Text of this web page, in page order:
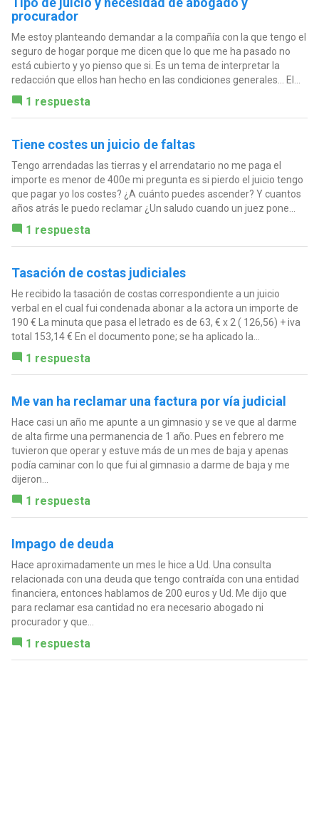
procurador
Me estoy planteando demandar a la compañía con la que tengo el
seguro de hogar porque me dicen que lo que me ha pasado no
está cubierto y yo pienso que si. Es un tema de interpretar la
redacción que ellos han hecho en las condiciones generales... El...
1 respuesta
Tiene costes un juicio de faltas
Tengo arrendadas las tierras y el arrendatario no me paga el
importe es menor de 400e mi pregunta es si pierdo el juicio tengo
que pagar yo los costes? ¿A cuánto puedes ascender? Y cuantos
años atrás le puedo reclamar ¿Un saludo cuando un juez pone...
1 respuesta
Tasación de costas judiciales
He recibido la tasación de costas correspondiente a un juicio
verbal en el cual fui condenada abonar a la actora un importe de
190 € La minuta que pasa el letrado es de 63, € x 2 ( 126,56) + iva
total 153,14 € En el documento pone; se ha aplicado la...
1 respuesta
Me van ha reclamar una factura por vía judicial
Hace casi un año me apunte a un gimnasio y se ve que al darme
de alta firme una permanencia de 1 año. Pues en febrero me
tuvieron que operar y estuve más de un mes de baja y apenas
podía caminar con lo que fui al gimnasio a darme de baja y me
dijeron...
1 respuesta
Impago de deuda
Hace aproximadamente un mes le hice a Ud. Una consulta
relacionada con una deuda que tengo contraída con una entidad
financiera, entonces hablamos de 200 euros y Ud. Me dijo que
para reclamar esa cantidad no era necesario abogado ni
procurador y que...
1 respuesta